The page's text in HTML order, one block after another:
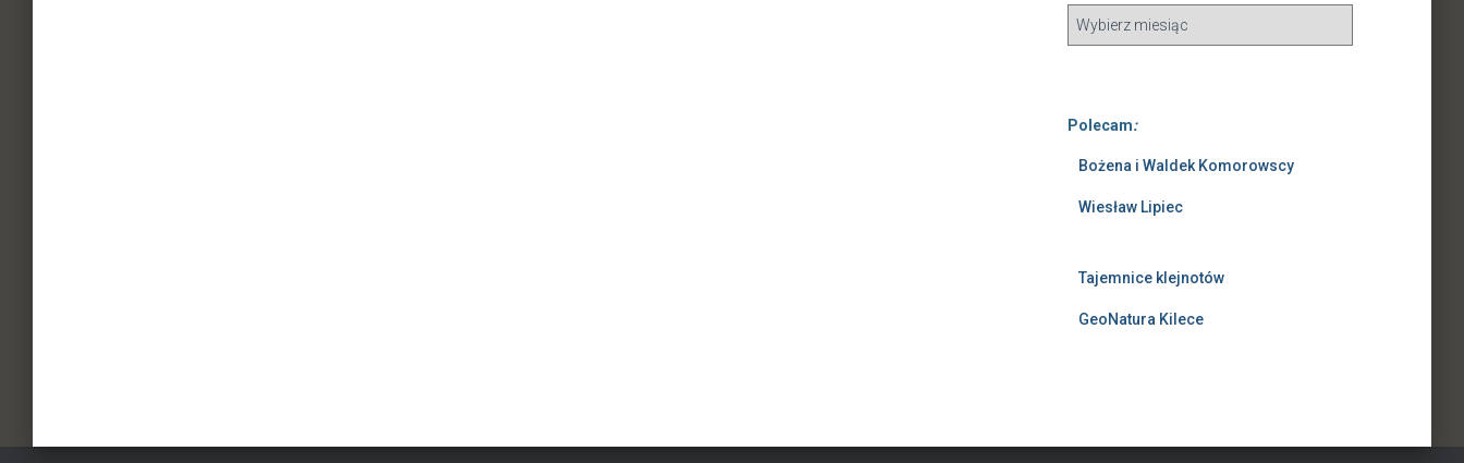
Polecam:
Bożena i Waldek Komorowscy
Wiesław Lipiec
Tajemnice klejnotów
GeoNatura Kilece